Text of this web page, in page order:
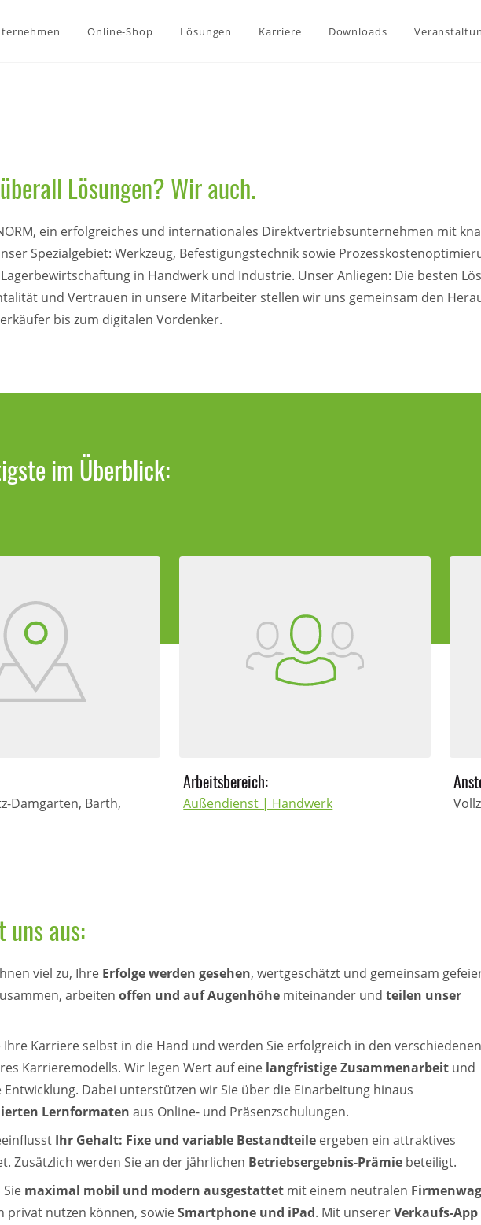
Online-Shop Lösungen Karriere Downloads
Lösungen? Wir auch.
ein erfolgreiches und internationales Direktvertriebsunternehmen mit
Spezialgebiet: Werkzeug, Befestigungstechnik sowie
in Handwerk und Industrie. Unser Anliegen: Die besten
und Vertrauen in unsere Mitarbeiter stellen wir uns gemeinsam den
bis zum digitalen Vordenker.
im Überblick:
Damgarten, Barth,
Arbeitsbereich:
Außendienst | Handwerk
uns aus:
viel zu, Ihre Erfolge werden gesehen, wertgeschätzt und gemeinsam
arbeiten offen und auf Augenhöhe miteinander und teilen unser
Ihre Karriere selbst in die Hand und werden Sie erfolgreich in den verschiedenen
Karrieremodells. Wir legen Wert auf eine langfristige Zusammenarbeit und
Dabei unterstützen wir Sie über die Einarbeitung hinaus
Lernformaten aus Online- und Präsenzschulungen.
Ihr Gehalt: Fixe und variable Bestandteile ergeben ein attraktives
Zusätzlich werden Sie an der jährlichen Betriebsergebnis-Prämie beteiligt.
maximal mobil und modern ausgestattet mit einem neutralen
privat nutzen können, sowieSmartphone und iPad. Mit unsererVerkaufs-App